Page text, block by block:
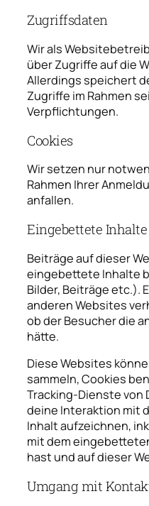
Zugriffsdaten
Wir als
über Zugriffe auf die
Allerdings speichert
Zugriffe im Rahmen
Verpflichtungen.
Cookies
Wir setzen nur
Rahmen Ihrer
anfallen.
Eingebettete
Beiträge auf dieser
eingebettete Inhalte
Bilder, Beiträge etc.).
anderen Websites
ob der Besucher die
hätte.
Diese Websites
sammeln, Cookies
Tracking-Dienste
deine Interaktion mit
Inhalt aufzeichnen,
mit dem
hast und auf dieser
Umgang mit